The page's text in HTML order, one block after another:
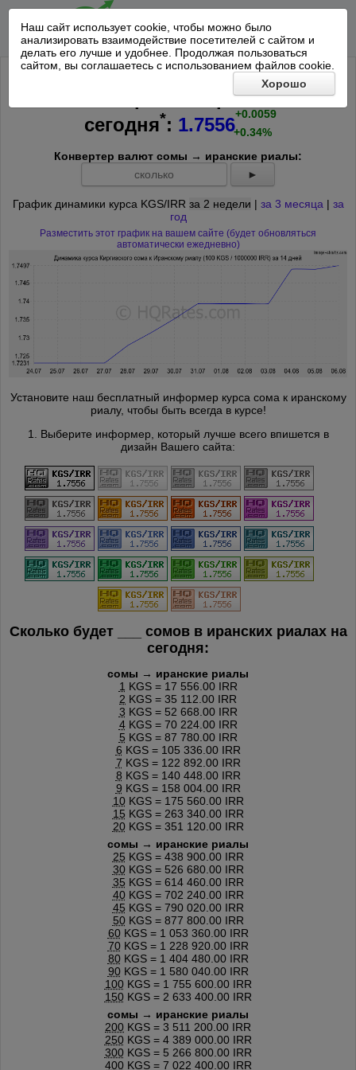
Наш сайт использует cookie, чтобы можно было
анализировать взаимодействие посетителей с сайтом и
делать его лучше и удобнее. Продолжая пользоваться
сайтом, вы соглашаетесь с использованием файлов cookie.
Хорошо
Курс 100 Киргизских сомов к
1000000 Иранских риалов на
сегодня*: 1.7556+0.0059
+0.34%
Конвертер валют сомы → иранские риалы:
►
График динамики курса KGS/IRR за 2 недели | за 3 месяца | за
год
Разместить этот график на вашем сайте (будет обновляться
автоматически ежедневно)
Установите наш бесплатный информер курса сома к иранскому
риалу, чтобы быть всегда в курсе!
1. Выберите информер, который лучше всего впишется в
дизайн Вашего сайта:
Сколько будет
сомов в иранских риалах на
сегодня:
сомы → иранские риалы
1 KGS = 17 556.00 IRR
2 KGS = 35 112.00 IRR
3 KGS = 52 668.00 IRR
4KGS = 70 224.00 IRR
5 KGS = 87 780.00 IRR
6 KGS = 105 336.00 IRR
7 KGS = 122 892.00 IRR
8 KGS = 140 448.00 IRR
9 KGS = 158 004.00 IRR
10KGS = 175 560.00 IRR
15 KGS = 263 340.00 IRR
20KGS = 351 120.00 IRR
сомы → иранские риалы
25 KGS = 438 900.00 IRR
30KGS = 526 680.00 IRR
35 KGS = 614 460.00 IRR
40KGS = 702 240.00 IRR
45 KGS = 790 020.00 IRR
50KGS = 877 800.00 IRR
60KGS = 1 053 360.00 IRR
70KGS = 1 228 920.00 IRR
80KGS = 1 404 480.00 IRR
90KGS = 1 580 040.00 IRR
100KGS = 1 755 600.00 IRR
150KGS = 2 633 400.00 IRR
сомы → иранские риалы
200 KGS = 3 511 200.00 IRR
250KGS = 4 389 000.00 IRR
300KGS = 5 266 800.00 IRR
400KGS = 7 022 400.00 IRR